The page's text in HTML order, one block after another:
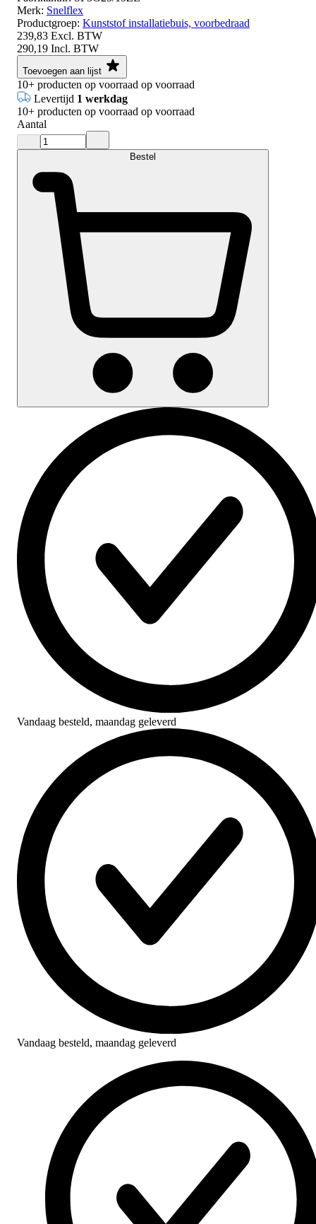
Merk: Snelflex
Productgroep: Kunststof installatiebuis, voorbedraad
239,83 Excl. BTW
290,19 Incl. BTW
Toevoegen aan lijst
10+ producten op voorraad op voorraad
Levertijd 1 werkdag
10+ producten op voorraad op voorraad
Aantal
Bestel
Vandaag besteld, maandag geleverd
Vandaag besteld, maandag geleverd